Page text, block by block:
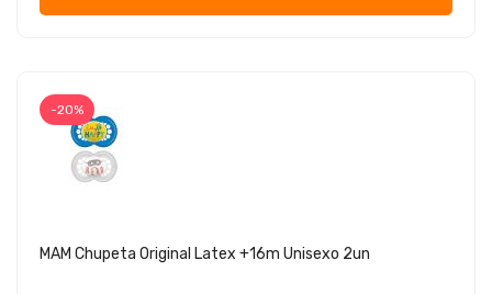
-20%
MAM Chupeta Original Latex +16m Unisexo 2un